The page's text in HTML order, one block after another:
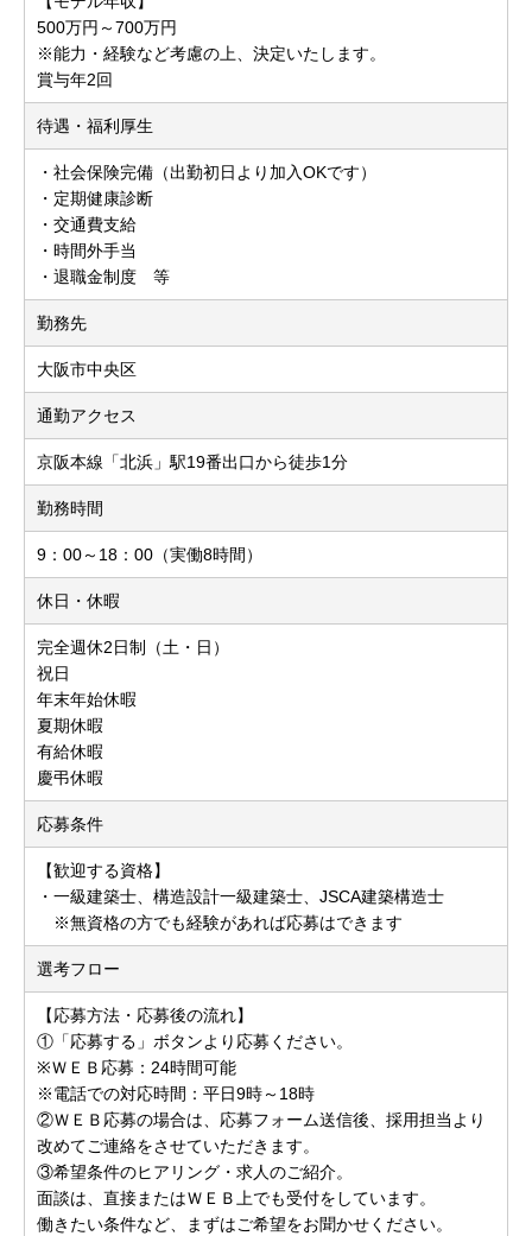
500万円～700万円
※能力・経験など考慮の上、決定いたします。
賞与年2回
待遇・福利厚生
・社会保険完備（出勤初日より加入OKです）
・定期健康診断
・交通費支給
・時間外手当
・退職金制度 等
勤務先
大阪市中央区
通勤アクセス
京阪本線「北浜」駅19番出口から徒歩1分
勤務時間
9：00～18：00（実働8時間）
休日・休暇
完全週休2日制（土・日）
祝日
年末年始休暇
夏期休暇
有給休暇
慶弔休暇
応募条件
【歓迎する資格】
・一級建築士、構造設計一級建築士、JSCA建築構造士
※無資格の方でも経験があれば応募はできます
選考フロー
【応募方法・応募後の流れ】
①「応募する」ボタンより応募ください。
※ＷＥＢ応募：24時間可能
※電話での対応時間：平日9時～18時
②ＷＥＢ応募の場合は、応募フォーム送信後、採用担当より
改めてご連絡をさせていただきます。
③希望条件のヒアリング・求人のご紹介。
面談は、直接またはＷＥＢ上でも受付をしています。
働きたい条件など、まずはご希望をお聞かせください。